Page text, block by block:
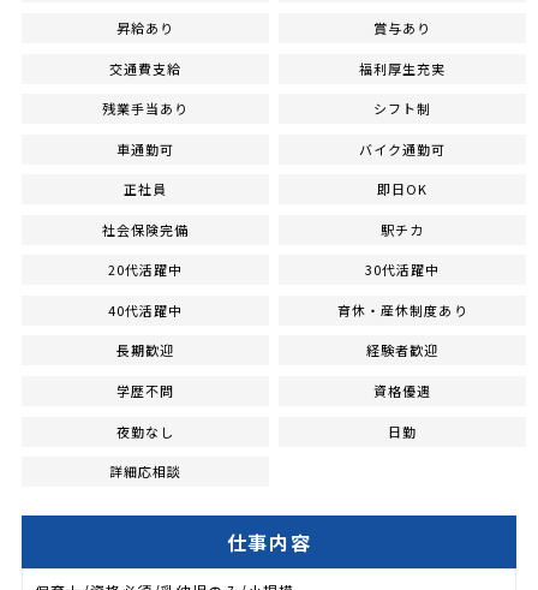
昇給あり 賞与あり
交通費支給 福利厚生充実
残業手当あり シフト制
車通勤可 バイク通勤可
正社員 即日OK
社会保険完備 駅チカ
20代活躍中 30代活躍中
40代活躍中 育休・産休制度あり
長期歓迎 経験者歓迎
学歴不問 資格優遇
夜勤なし 日勤
詳細応相談
仕事内容